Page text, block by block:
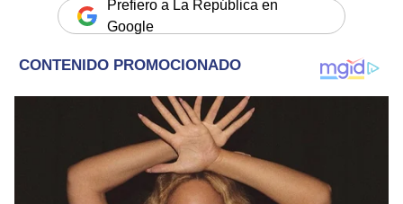
Prefiero a La República en
Google